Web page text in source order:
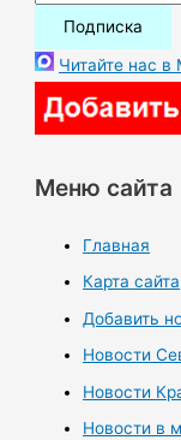
Читайте нас в
Меню сайта
Главная
Карта сайта
Добавить
Новости
Новости
Новости в